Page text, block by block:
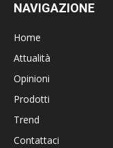
NAVIGAZIONE
Home
Attualità
Opinioni
Prodotti
Trend
Contattaci